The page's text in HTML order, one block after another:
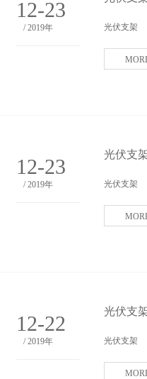
12-23
/ 2019年 光伏支架
12-23
/ 2019年
光伏支
光伏支架
12-22
/ 2019年
光伏支
光伏支架